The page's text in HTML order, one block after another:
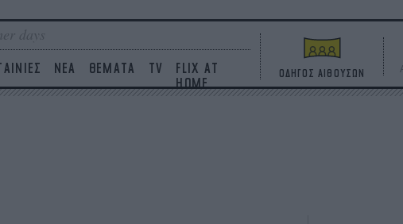
days
ΝΕΑ ΘΕΜΑΤΑ TV
FLIX AT
HOME
ΟΔΗΓΟΣ ΑΙΘΟΥΣΩΝ